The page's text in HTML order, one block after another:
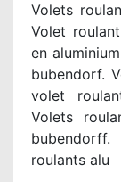
Volets
Volet
en
bubendorf.
volet
Volets
roulants alu